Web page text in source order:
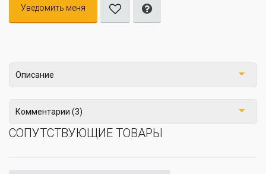
Уведомить меня
Описание
Комментарии (3)
СОПУТСТВУЮЩИЕ ТОВАРЫ